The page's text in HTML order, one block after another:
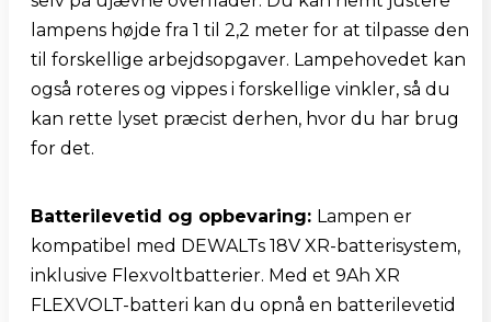
lampens højde fra 1 til 2,2 meter for at tilpasse den
til forskellige arbejdsopgaver. Lampehovedet kan
også roteres og vippes i forskellige vinkler, så du
kan rette lyset præcist derhen, hvor du har brug
for det.
Batterilevetid og opbevaring: Lampen er
kompatibel med DEWALTs 18V XR-batterisystem,
inklusive Flexvoltbatterier. Med et 9Ah XR
FLEXVOLT-batteri kan du opnå en batterilevetid